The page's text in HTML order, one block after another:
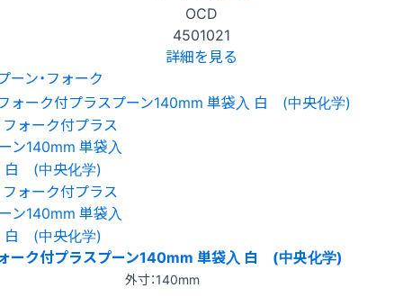
OCD
4501021
詳細を見る
ーン・フォーク
ーク付プラスプーン140mm 単袋入 白 (中央化学)
外寸：140mm